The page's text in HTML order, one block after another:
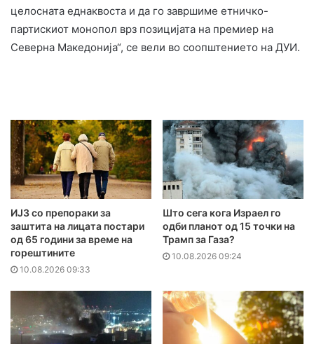
целосната еднаквоста и да го завршиме етничко-
партискиот монопол врз позицијата на премиер на
Северна Македонија“, се вели во соопштението на ДУИ.
ИЈЗ со препораки за
заштита на лицата постари
од 65 години за време на
горештините
10.08.2026 09:33
Што сега кога Израел го
одби планот од 15 точки на
Трамп за Газа?
10.08.2026 09:24